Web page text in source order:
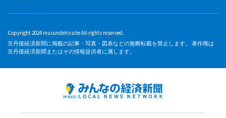
Copyright 2024 musundehiraite All rights reserved.
京丹後経済新聞に掲載の記事・写真・図表などの無断転載を禁止します。 著作権は
京丹後経済新聞またはその情報提供者に属します。